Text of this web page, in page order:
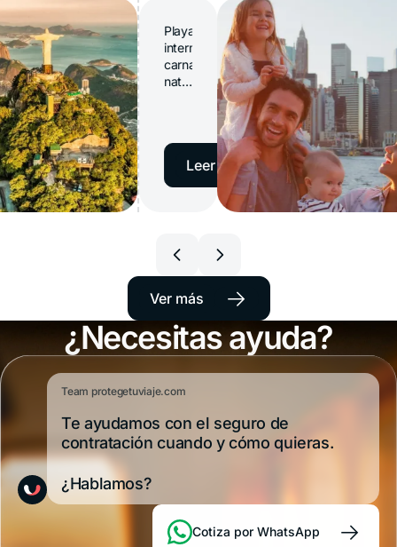
y
Playas
interminables,
carnaval,
naturaleza
exuberante
y
fútbol:
Brasil
es
uno
de
los
los
viajeros
latinoamericanos
y,
por
cercanía,
muchos
lo
visitan
sin
demasiado
en la
cobertura
Leer artículo →
Seguro de
viaje para
Estados
Unidos en
2026: por qué
lo necesitás y
qué plan
elegir
Ver más →
¿Necesitas ayuda?
Team protegetuviaje.com
Te ayudamos con el seguro de
contratación cuando y cómo quieras.
¿Hablamos?
Cotiza por WhatsApp →